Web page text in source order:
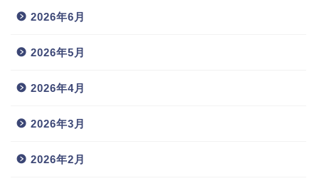
2026年6月
2026年5月
2026年4月
2026年3月
2026年2月